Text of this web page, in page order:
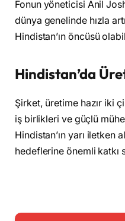
Fonun yöneticisi Anil
dünya genelinde hızla
Hindistan’ın öncüsü
Hindistan’da
Şirket, üretime hazır iki
iş birlikleri ve güçlü
Hindistan’ın yarı iletken
hedeflerine önemli katkı